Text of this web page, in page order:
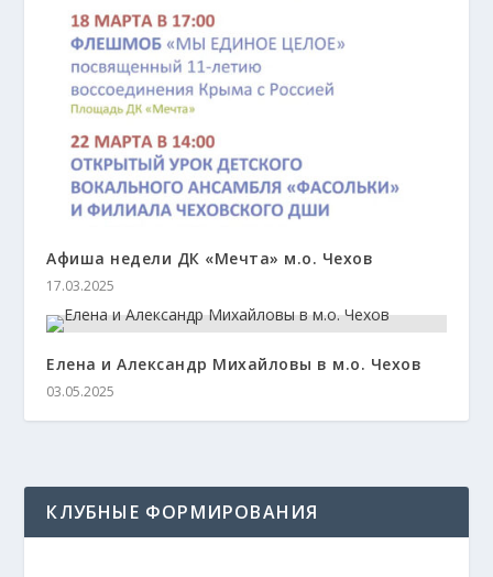
Афиша недели ДК «Мечта» м.о. Чехов
17.03.2025
Елена и Александр Михайловы в м.о. Чехов
03.05.2025
КЛУБНЫЕ ФОРМИРОВАНИЯ